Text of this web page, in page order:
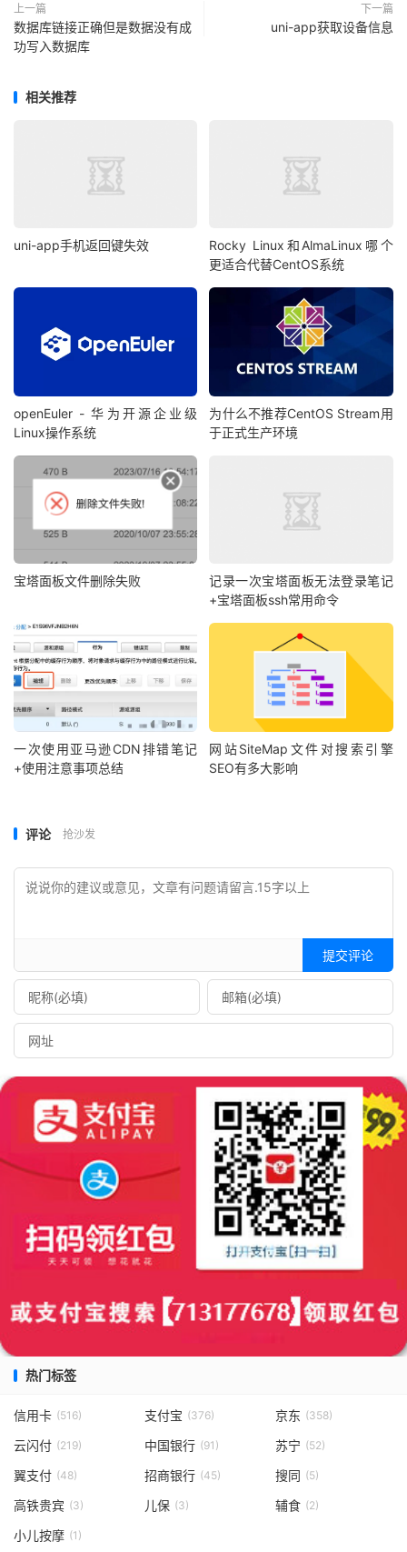
上一篇
数据库链接正确但是数据没有成
功写入数据库
下一篇
uni-app获取设备信息
相关推荐
uni-app手机返回键失效
Rocky Linux和AlmaLinux哪个
更适合代替CentOS系统
openEuler - 华为开源企业级
Linux操作系统
为什么不推荐CentOS Stream用
于正式生产环境
宝塔面板文件删除失败
记录一次宝塔面板无法登录笔记
+宝塔面板ssh常用命令
一次使用亚马逊CDN排错笔记
+使用注意事项总结
网站SiteMap文件对搜索引擎
SEO有多大影响
评论 抢沙发
提交评论
热门标签
信用卡 (516) 支付宝 (376) 京东 (358)
云闪付 (219) 中国银行 (91) 苏宁 (52)
翼支付 (48) 招商银行 (45) 搜同 (5)
高铁贵宾 (3) 儿保 (3) 辅食 (2)
小儿按摩 (1)